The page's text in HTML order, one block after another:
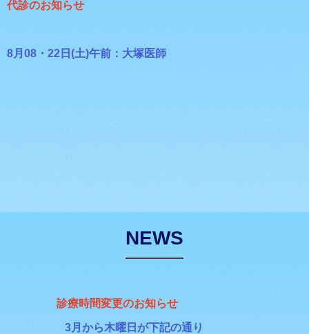
代診のお知らせ
8月08・22日(土)午前：大塚医師
NEWS
診療時間変更のお知らせ
3月から木曜日が下記の通り